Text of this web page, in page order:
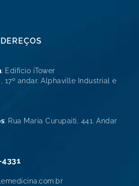
: Edifício iTower
17º andar. Alphaville Industrial e
: Rua Maria Curupaiti, 441. Andar